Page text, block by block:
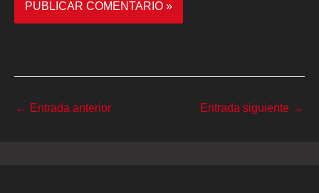
← Entrada anterior Entrada siguiente →